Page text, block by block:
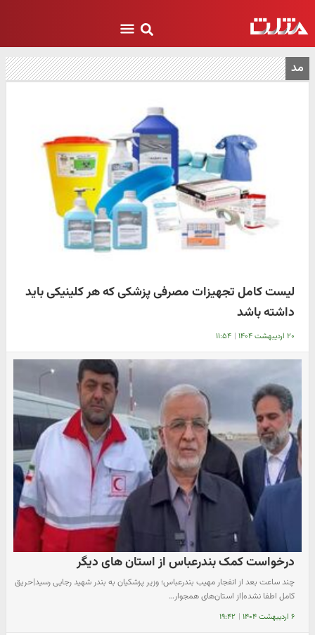
مد
لیست کامل تجهیزات مصرفی پزشکی که هر کلینیکی باید
داشته باشد
۲۰ اردیبهشت ۱۴۰۴ | ۱۱:۵۴
درخواست کمک بندرعباس از استان های دیگر
چند ساعت بعد از انفجار مهیب بندرعباس؛ وزیر پزشکیان به بندر شهید رجایی رسید|حریق
کامل اطفا نشده|از استان‌های همجوار…
۶ اردیبهشت ۱۴۰۴ | ۱۹:۴۲